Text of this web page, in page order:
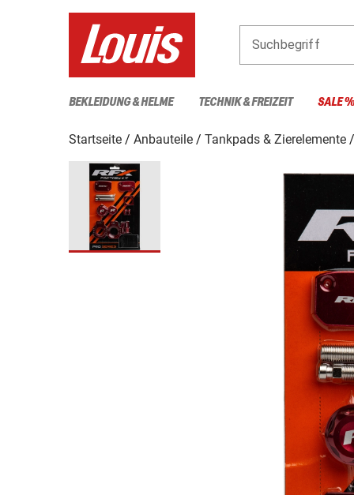
Suchbegriff
BEKLEIDUNG & HELME TECHNIK & FREIZEIT SALE %
Startseite Anbauteile Tankpads & Zierelemente